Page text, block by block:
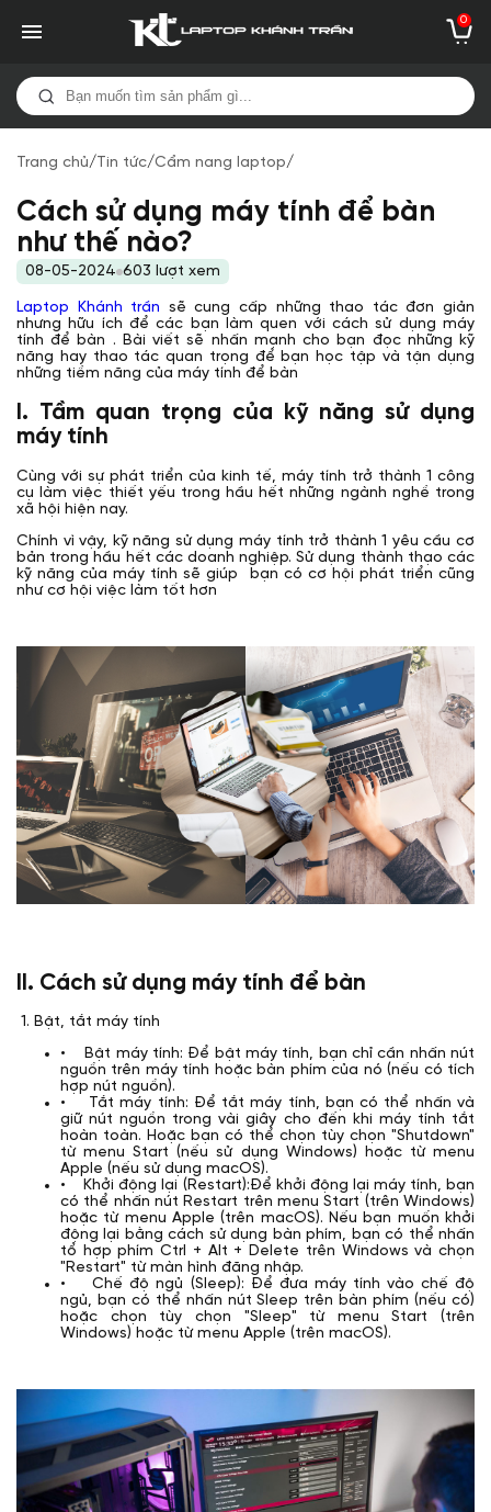
0
Trang chủ/Tin tức/Cẩm nang laptop/
Cách sử dụng máy tính để bàn
như thế nào?
08-05-2024 603 lượt xem
Laptop Khánh trần sẽ cung cấp những thao tác đơn giản
nhưng hữu ích để các bạn làm quen với cách sử dụng máy
tính để bàn . Bài viết sẽ nhấn mạnh cho bạn đọc những kỹ
năng hay thao tác quan trọng để bạn học tập và tận dụng
những tiềm năng của máy tính để bàn
I. Tầm quan trọng của kỹ năng sử dụng
máy tính
Cùng với sự phát triển của kinh tế, máy tính trở thành 1 công
cụ làm việc thiết yếu trong hầu hết những ngành nghề trong
xã hội hiện nay.
Chính vì vậy, kỹ năng sử dụng máy tính trở thành 1 yêu cầu cơ
bản trong hầu hết các doanh nghiệp. Sử dụng thành thạo các
kỹ năng của máy tính sẽ giúp bạn có cơ hội phát triển cũng
như cơ hội việc làm tốt hơn
II. Cách sử dụng máy tính để bàn
1. Bật, tắt máy tính
• Bật máy tính: Để bật máy tính, bạn chỉ cần nhấn nút
nguồn trên máy tính hoặc bàn phím của nó (nếu có tích
hợp nút nguồn).
• Tắt máy tính: Để tắt máy tính, bạn có thể nhấn và
giữ nút nguồn trong vài giây cho đến khi máy tính tắt
hoàn toàn. Hoặc bạn có thể chọn tùy chọn "Shutdown"
từ menu Start (nếu sử dụng Windows) hoặc từ menu
Apple (nếu sử dụng macOS).
• Khởi động lại (Restart):Để khởi động lại máy tính, bạn
có thể nhấn nút Restart trên menu Start (trên Windows)
hoặc từ menu Apple (trên macOS). Nếu bạn muốn khởi
động lại bằng cách sử dụng bàn phím, bạn có thể nhấn
tổ hợp phím Ctrl + Alt + Delete trên Windows và chọn
"Restart" từ màn hình đăng nhập.
• Chế độ ngủ (Sleep): Để đưa máy tính vào chế độ
ngủ, bạn có thể nhấn nút Sleep trên bàn phím (nếu có)
hoặc chọn tùy chọn "Sleep" từ menu Start (trên
Windows) hoặc từ menu Apple (trên macOS).